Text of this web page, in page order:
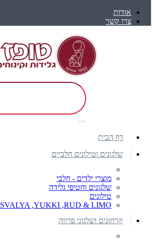
אודות
צרו קשר
דף הבית
שלגונים וטילונים חלביים
מוצרי ילדים - חלבי
שלגונים וחטיפי גלידה
טילונים
SVALYA ,YUKKI ,RUD & LIMO
קרחונים ושלגוני פרווה